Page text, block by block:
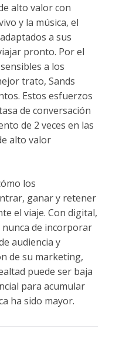
alto valor con
y la música, el
a sus
pronto. Por el
a los
trato, Sands
Estos esfuerzos
de conversación
de 2 veces en las
alto valor
los
ganar y retener
el viaje. Con digital,
de incorporar
audiencia y
de su marketing,
puede ser baja
para acumular
ha sido mayor.